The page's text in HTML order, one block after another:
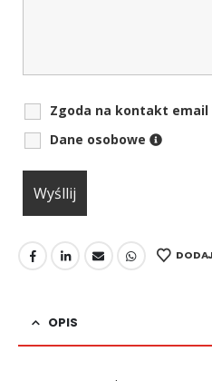
Zgoda na kontakt email
Dane osobowe
OPIS